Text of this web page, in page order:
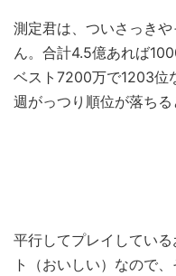
測定君は、ついさっき
ん。合計4.5億あれば
ベスト7200万で1203位
週がっつり順位が落ちる
平行してプレイしてい
ト（おいしい）なので